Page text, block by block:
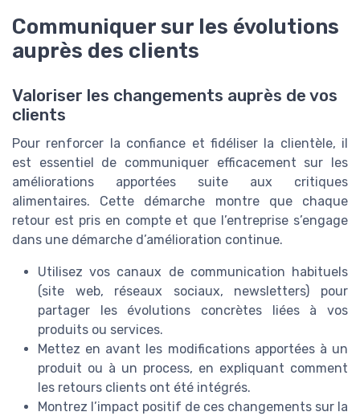
Communiquer sur les évolutions
auprès des clients
Valoriser les changements auprès de vos
clients
Pour renforcer la confiance et fidéliser la clientèle, il
est essentiel de communiquer efficacement sur les
améliorations apportées suite aux critiques
alimentaires. Cette démarche montre que chaque
retour est pris en compte et que l’entreprise s’engage
dans une démarche d’amélioration continue.
Utilisez vos canaux de communication habituels
(site web, réseaux sociaux, newsletters) pour
partager les évolutions concrètes liées à vos
produits ou services.
Mettez en avant les modifications apportées à un
produit ou à un process, en expliquant comment
les retours clients ont été intégrés.
Montrez l’impact positif de ces changements sur la